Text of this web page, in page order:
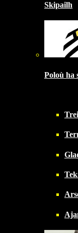
Skipailh
Poloù ha